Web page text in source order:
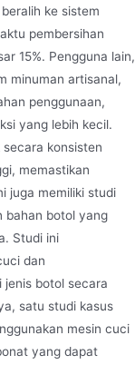
ke sistem
pembersihan
15%. Pengguna lain,
minuman artisanal,
penggunaan,
yang lebih kecil.
konsisten
memastikan
juga memiliki studi
bahan botol yang
Studi ini
dan
jenis botol secara
satu studi kasus
mesin cuci
yang dapat